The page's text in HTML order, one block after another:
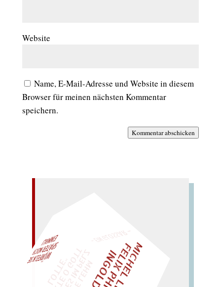
Website
Name, E-Mail-Adresse und Website in diesem
Browser für meinen nächsten Kommentar
speichern.
Kommentar abschicken
L
I
D
EINMAL!